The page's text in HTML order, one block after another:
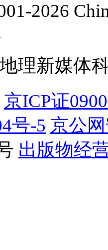
2026
理新媒体
京ICP证
号-5 京公
出版物经